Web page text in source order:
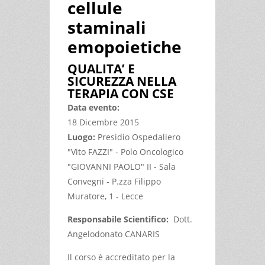
cellule
staminali
emopoietiche
QUALITA’ E
SICUREZZA NELLA
TERAPIA CON CSE
Data evento:
18 Dicembre 2015
Luogo: Presidio Ospedaliero
"Vito FAZZI" - Polo Oncologico
"GIOVANNI PAOLO" II - Sala
Convegni - P.zza Filippo
Muratore, 1 - Lecce
Responsabile Scientifico: Dott.
Angelodonato CANARIS
Il corso è accreditato per la